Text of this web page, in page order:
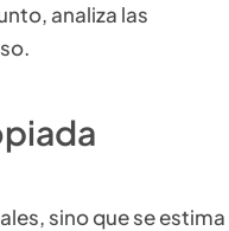
analiza las
sino que se estima